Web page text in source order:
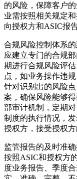
的风险，保障客户
业需按照相关规定
向授权方和ASIC报告
合规风险控制体系
应建立专门的合规
期进行合规风险评
点，如业务操作违
针对识别出的风险
案，确保风险能够
部审计机制，定期
制度的执行情况，
授权方，接受授权方
监管报告的及时准
按照ASIC和授权方
度业务报告、季度